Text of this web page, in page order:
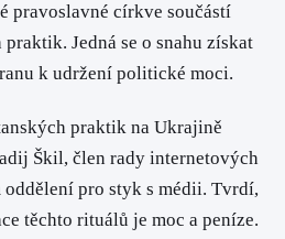
pravoslavné církve součástí
Jedná se o snahu získat
k udržení politické moci.
praktik na Ukrajině
Škil, člen rady internetových
pro styk s médii. Tvrdí,
těchto rituálů je moc a peníze.